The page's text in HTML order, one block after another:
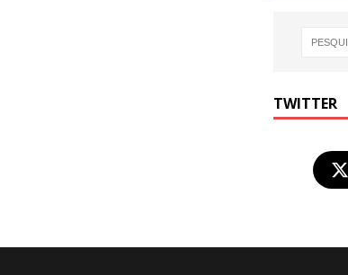
TWITTER